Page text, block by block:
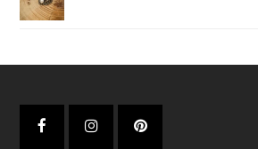
FacebookInstagramPinterest